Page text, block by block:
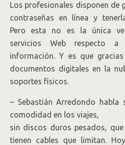
Los profesionales disponen de
contraseñas en línea y
Pero esta no es la única
servicios Web respecto
información. Y es que
documentos digitales en la
soportes físicos.
– Sebastián Arredondo habla
comodidad en los viajes,
sin discos duros pesados,
tienen cables que limitan.